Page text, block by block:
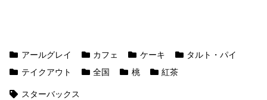
アールグレイ カフェ ケーキ
タルト・パイ
テイクアウト
全国 桃 紅茶
スターバックス